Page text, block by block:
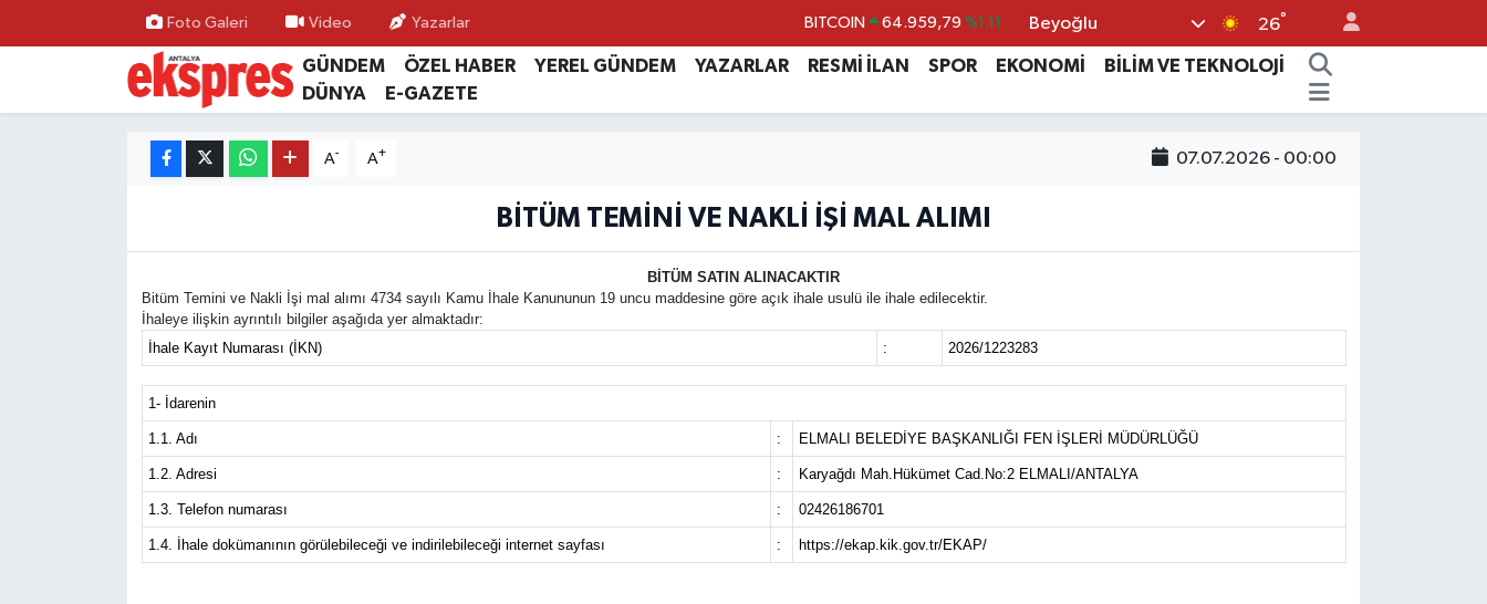
Foto Galeri Video Yazarlar BITCOIN 64.959,79 %1.11
DOLAR 47,7436 %0.18
BİST100 13.779 %-14
Beyoğlu 26°
GÜNDEM ÖZEL HABER YEREL GÜNDEM YAZARLAR RESMİ İLAN SPOR EKONOMİ
BİLİM VE TEKNOLOJİ
DÜNYA
E-GAZETE
A- A+ 07.07.2026 - 00:00
BİTÜM TEMİNİ VE NAKLİ İŞİ MAL ALIMI
BİTÜM SATIN ALINACAKTIR
Bitüm Temini ve Nakli İşi mal alımı 4734 sayılı Kamu İhale Kanununun 19 uncu maddesine göre açık ihale usulü ile ihale edilecektir.
İhaleye ilişkin ayrıntılı bilgiler aşağıda yer almaktadır:
İhale Kayıt Numarası (İKN)
: 2026/1223283
1- İdarenin
1.1. Adı : ELMALI BELEDİYE BAŞKANLIĞI FEN İŞLERİ MÜDÜRLÜĞÜ
1.2. Adresi : Karyağdı Mah.Hükümet Cad.No:2 ELMALI/ANTALYA
1.3. Telefon numarası : 02426186701
1.4. İhale dokümanının görülebileceği ve indirilebileceği internet sayfası : https://ekap.kik.gov.tr/EKAP/
ÖZEL HABER
EKONOMİ
KÜLTÜR - SANAT
Nöbetçi Eczaneler
Hava Durumu
Süper Lig Puan Durumu ve Fikstür
Tüm Manşetler
Son Dakika Haberleri
Haber Arşivi